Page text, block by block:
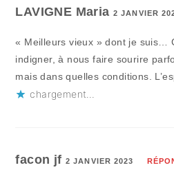
LAVIGNE Maria2 JANVIER
« Meilleurs vieux » dont je suis…
indigner, à nous faire sourire
mais dans quelles conditions.
chargement…
facon jf2 JANVIER 2023